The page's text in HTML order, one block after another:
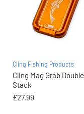
Cling Fishing Products
Cling Mag Grab Double
Stack
£27.99